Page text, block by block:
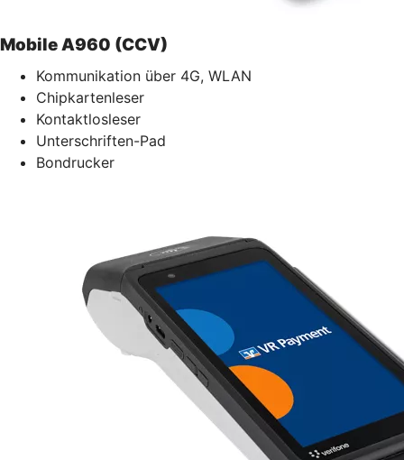
Mobile A960 (CCV)
Kommunikation über 4G, WLAN
Chipkartenleser
Kontaktlosleser
Unterschriften-Pad
Bondrucker